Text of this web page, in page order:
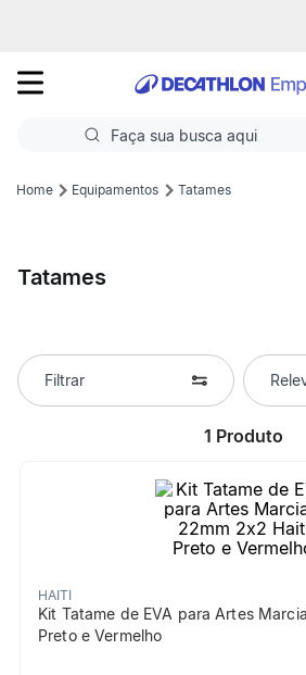
Faça sua busca aqui
Termos mais buscados
2ºBasquete
5ºFutebol Campo
Equipamentos Tatames
Tatames
Filtrar
1 Produto
HAITI
Kit Tatame de EVA para Artes Marciais 22mm 2x2 Haiti
Preto e Vermelho